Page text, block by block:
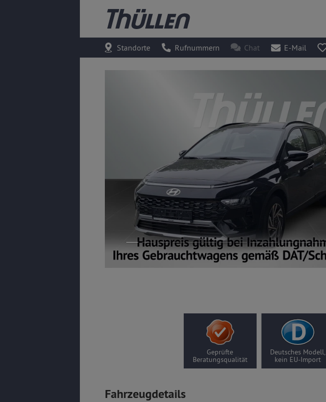
Standorte Rufnummern Chat E-Mail
Geprüfte
Beratungsqualität
Deutsches Modell,
kein EU-Import
Fahrzeugdetails